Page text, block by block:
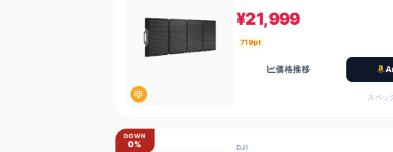
¥21,999
719pt
価格推移
スペッ
DOWN
0% DJI